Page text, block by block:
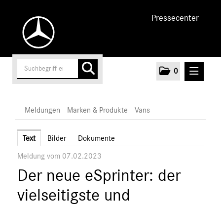
Pressecenter
0
Unternehmen
Cars
Vans
EQ
Meldungen Marken & Produkte Vans
Text Bilder Dokumente
Meldung vom 07.02.2023
Der neue eSprinter: der
vielseitigste und